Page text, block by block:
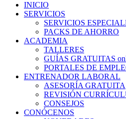
INICIO
SERVICIOS
SERVICIOS
PACKS DE AHORRO
ACADEMIA
TALLERES
GUÍAS GRATUITAS
PORTALES DE
ENTRENADOR LABORAL
ASESORÍA GRATUITA
REVISIÓN
CONSEJOS
CONÓCENOS